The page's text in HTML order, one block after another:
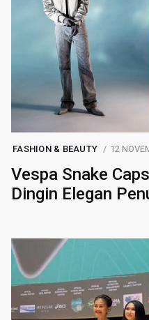
FASHION & BEAUTY 12
Vespa Snake
Dingin Elegan